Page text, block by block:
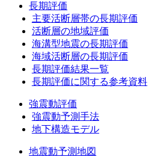
長期評価
主要活断層帯の長期評価
活断層の地域評価
海溝型地震の長期評価
海域活断層の長期評価
長期評価結果一覧
長期評価に関する参考資料
強震動評価
強震動予測手法
地下構造モデル
地震動予測地図